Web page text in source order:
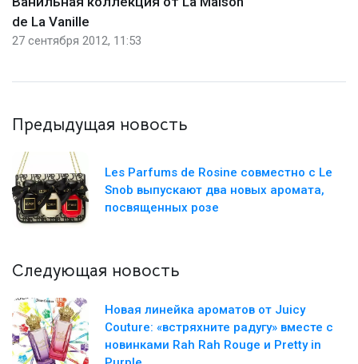
de La Vanille
27 сентября 2012, 11:53
Предыдущая новость
Les Parfums de Rosine совместно с Le
Snob выпускают два новых аромата,
посвященных розе
Следующая новость
Новая линейка ароматов от Juicy
Couture: «встряхните радугу» вместе с
новинками Rah Rah Rouge и Pretty in